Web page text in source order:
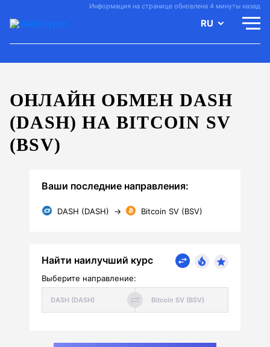
Информация на странице обновлена 4 минуты назад
RU
ОНЛАЙН ОБМЕН DASH
(DASH) НА BITCOIN SV
(BSV)
Ваши последние направления:
DASH (DASH) → Bitcoin SV (BSV)
Найти наилучший курс
Выберите направление: